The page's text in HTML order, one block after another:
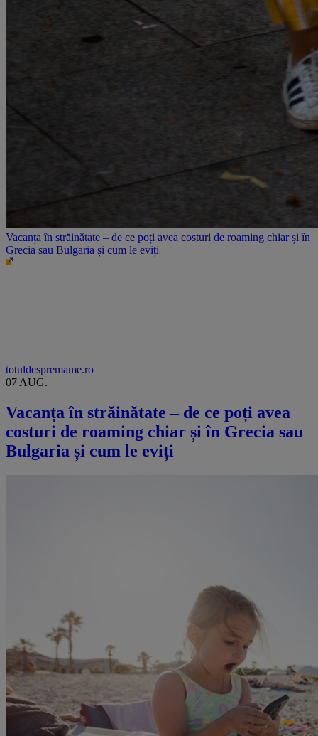
Vacanța în străinătate – de ce poți avea costuri de roaming chiar și în
Grecia sau Bulgaria și cum le eviți
totuldespremame.ro
07 AUG.
Vacanța în străinătate – de ce poți avea
costuri de roaming chiar și în Grecia sau
Bulgaria și cum le eviți